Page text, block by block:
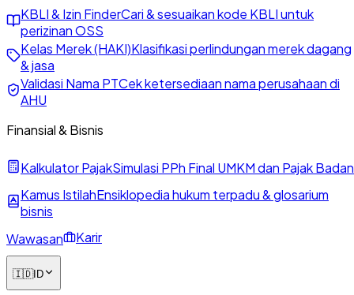
KBLI & Izin FinderCari & sesuaikan kode KBLI untuk
perizinan OSS
Kelas Merek (HAKI)Klasifikasi perlindungan merek dagang
& jasa
Validasi Nama PTCek ketersediaan nama perusahaan di
AHU
Finansial & Bisnis
Kalkulator PajakSimulasi PPh Final UMKM dan Pajak Badan
Kamus IstilahEnsiklopedia hukum terpadu & glosarium
bisnis
Wawasan
Karir
🇮🇩ID